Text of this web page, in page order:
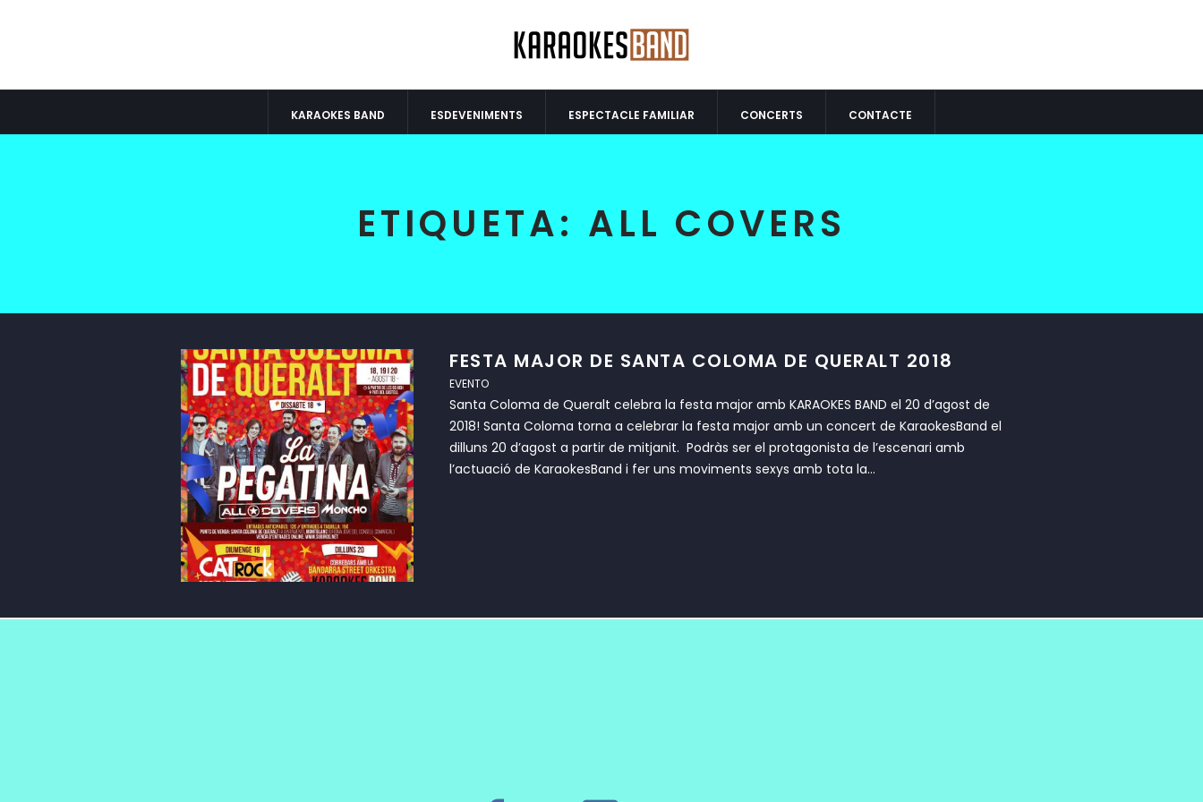
KARAOKES BAND ESDEVENIMENTS ESPECTACLE FAMILIAR CONCERTS CONTACTE
ETIQUETA: ALL COVERS
FESTA MAJOR DE SANTA COLOMA DE QUERALT 2018
EVENTO
Santa Coloma de Queralt celebra la festa major amb KARAOKES BAND el 20 d’agost de
2018! Santa Coloma torna a celebrar la festa major amb un concert de KaraokesBand el
dilluns 20 d’agost a partir de mitjanit. Podràs ser el protagonista de l’escenari amb
l’actuació de KaraokesBand i fer uns moviments sexys amb tota la...